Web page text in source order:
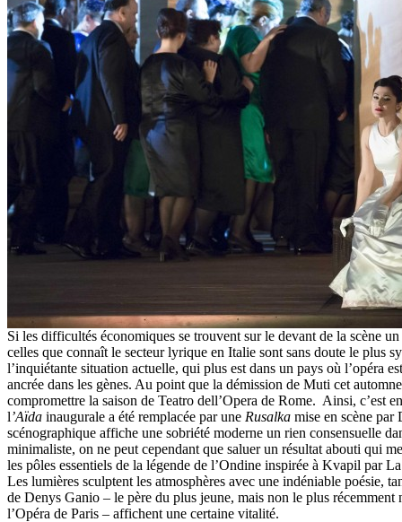
Si les difficultés économiques se trouvent sur le devant de la scène
celles que connaît le secteur lyrique en Italie sont sans doute le plus
l’inquiétante situation actuelle, qui plus est dans un pays où l’opéra
ancrée dans les gènes. Au point que la démission de Muti cet
compromettre la saison de Teatro dell’Opera de Rome. Ainsi, c’est
l’Aïda inaugurale a été remplacée par une Rusalka mise en scène
scénographique affiche une sobriété moderne un rien consensuelle
minimaliste, on ne peut cependant que saluer un résultat abouti qui
les pôles essentiels de la légende de l’Ondine inspirée à Kvapil par
Les lumières sculptent les atmosphères avec une indéniable poésie,
de Denys Ganio – le père du plus jeune, mais non le plus récemment
l’Opéra de Paris – affichent une certaine vitalité.